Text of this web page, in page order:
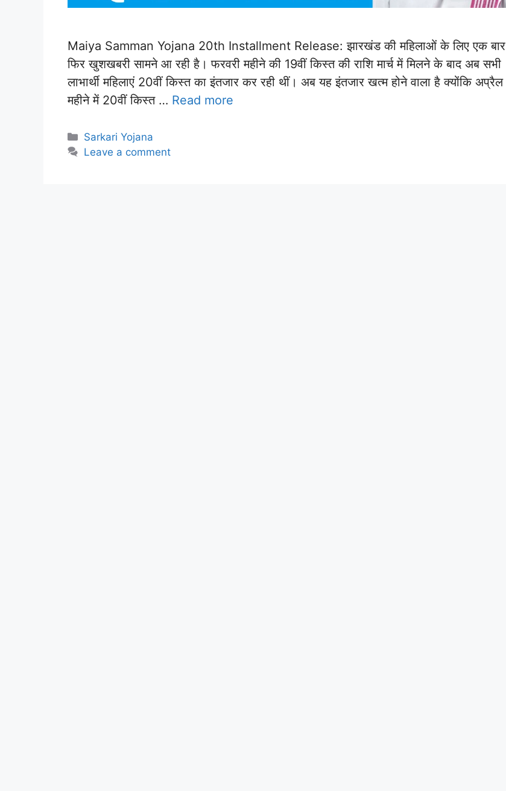
Maiya Samman Yojana 20th Installment Release: झारखंड की महिलाओं के लिए एक बार
फिर खुशखबरी सामने आ रही है। फरवरी महीने की 19वीं किस्त की राशि मार्च में मिलने के बाद अब सभी
लाभार्थी महिलाएं 20वीं किस्त का इंतजार कर रही थीं। अब यह इंतजार खत्म होने वाला है क्योंकि अप्रैल
महीने में 20वीं किस्त … Read more
Categories
Sarkari Yojana
Leave a comment